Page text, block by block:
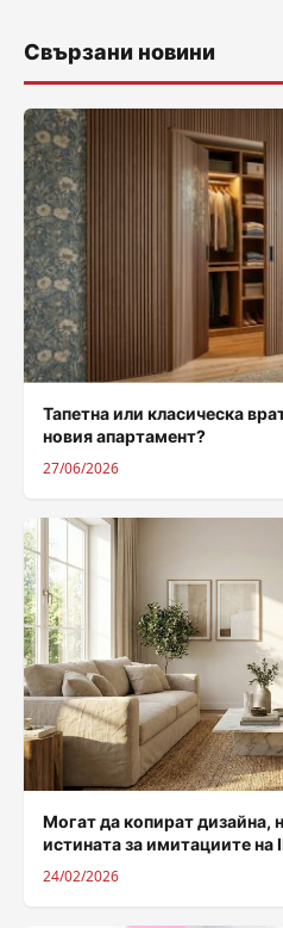
Свързани новини
Тапетна или класическа
новия апартамент?
27/06/2026
Могат да копират дизайна,
истината за имитациите на
24/02/2026